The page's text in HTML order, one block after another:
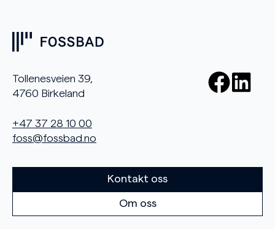
Tollenesveien 39,
4760 Birkeland
+47 37 28 10 00
foss@fossbad.no
Kontakt oss
Om oss